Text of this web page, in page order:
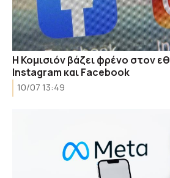
Η Κομισιόν βάζει φρένο στον
Instagram και Facebook
10/07 13:49